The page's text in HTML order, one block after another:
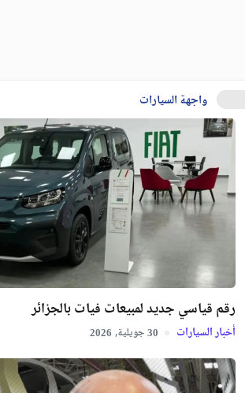
واجهة السيارات
رقم قياسي جديد لمبيعات فيات بالجزائر
أخبار السيارات 30 جويلية, 2026